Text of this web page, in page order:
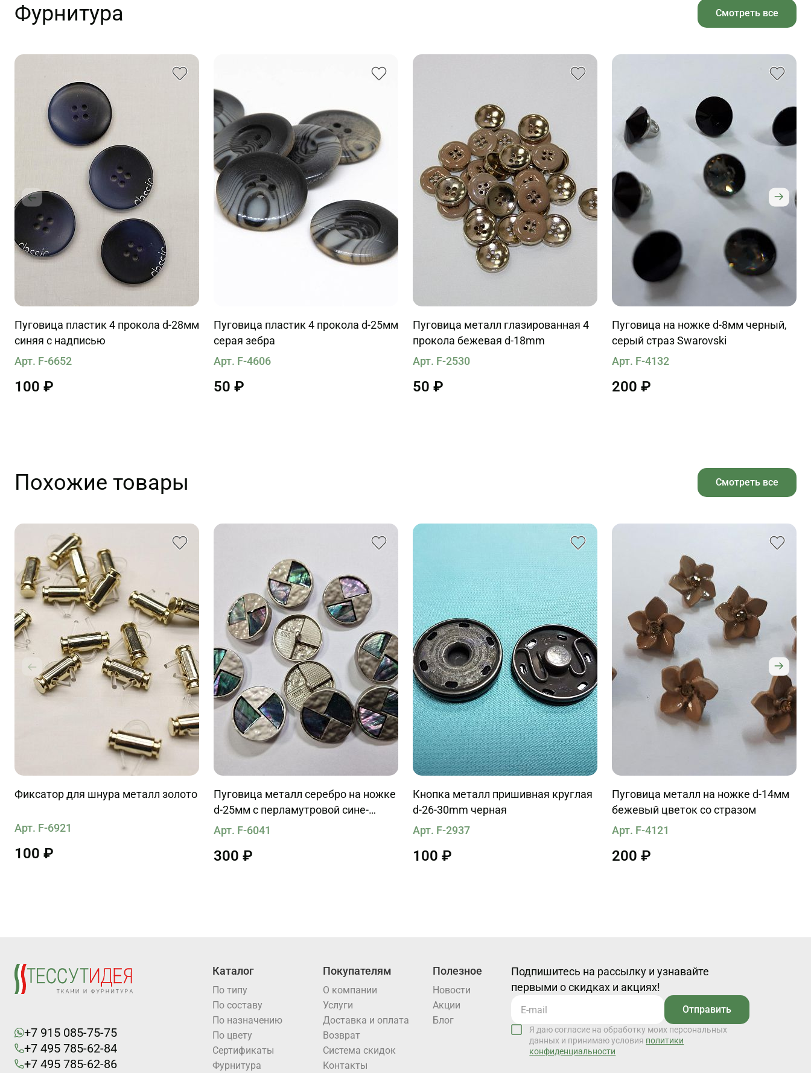
Фурнитура Смотреть все
Пуговица пластик 4 прокола d-28мм
синяя с надписью
Арт. F-6652
100 ₽
Пуговица пластик 4 прокола d-25мм
серая зебра
Арт. F-4606
50 ₽
Пуговица металл глазированная 4
прокола бежевая d-18mm
Арт. F-2530
50 ₽
Пуговица на ножке d-8мм черный,
серый страз Swarovski
Арт. F-4132
200 ₽
Похожие товары Смотреть все
Фиксатор для шнура металл золото
Арт. F-6921
100 ₽
Пуговица металл серебро на ножке
d-25мм с перламутровой сине-
сиреневой вставкой
Арт. F-6041
300 ₽
Кнопка металл пришивная круглая
d-26-30mm черная
Арт. F-2937
100 ₽
Пуговица металл на ножке d-14мм
бежевый цветок со стразом
Арт. F-4121
200 ₽
+7 915 085-75-75
+7 495 785-62-84
+7 495 785-62-86
Каталог
По типу
По составу
По назначению
По цвету
Cертификаты
Фурнитура
Покупателям
О компании
Услуги
Доставка и оплата
Возврат
Система скидок
Контакты
Полезное
Новости
Акции
Блог
Подпишитесь на рассылку и узнавайте
первыми о скидках и акциях!
Отправить
Я даю согласие на обработку моих персональных
данных и принимаю условия политики
конфиденциальности